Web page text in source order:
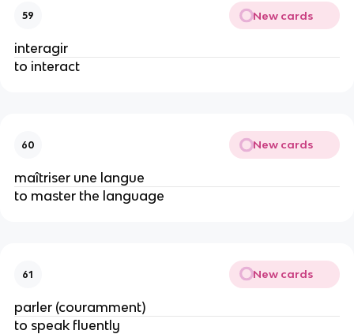
59 New cards
interagir
to interact
60 New cards
maîtriser une langue
to master the language
61 New cards
parler (couramment)
to speak fluently